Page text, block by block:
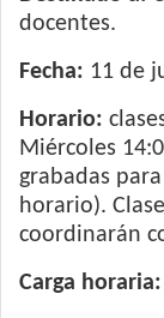
docentes.
Fecha: 11 de
Horario:
Miércoles
grabadas
horario).
coordinarán
Carga horaria: